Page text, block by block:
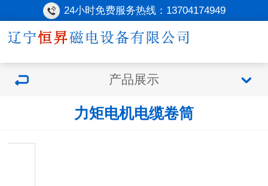
24小时免费服务热线： 13704174949
产品展示
力矩电机电缆卷筒